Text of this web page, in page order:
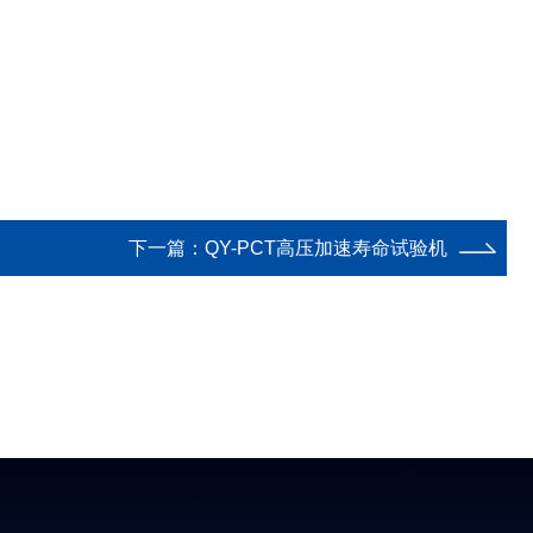
下一篇： QY-PCT高压加速寿命试验机